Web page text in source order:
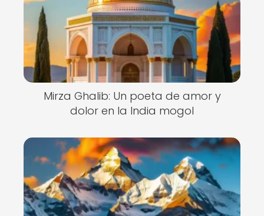
Mirza Ghalib: Un poeta de amor y
dolor en la India mogol